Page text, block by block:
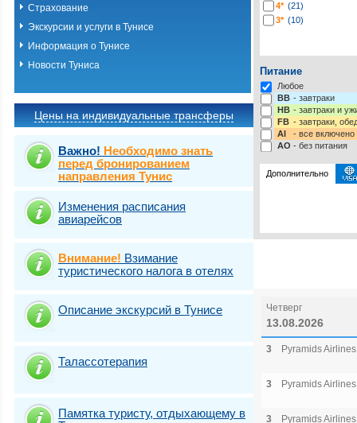
Страхование
Экскурсии и услуги в Тунисе
Информация о Тунисе
Новости Туниса
Цены на индивидуальные трансферы
Важно! Необходимо знать
перед бронированием
направления Тунис
Изменения расписания
авиарейсов
Внимание! Взимание
туристического налога в отелях
Описание экскурсий в Тунисе
Талассотерапия
Памятка туристу, отдыхающему в
4* (21)
3* (10)
Питание
Любое
BB - завтраки
HB - завтраки и
FB - завтраки,
AI
- все включено
AO - без питания
Дополнительно
Четверг
13.08.2026
3 Pyramids Airlines
3 Pyramids Airlines
3 Pyramids Airlines